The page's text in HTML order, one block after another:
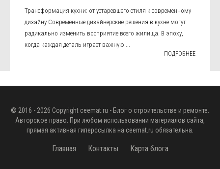
Трансформация кухни: от устаревшего стиля к современному
дизайну Современные дизайнерские решения в кухне могут
радикально изменить восприятие всего жилища. В эпоху,
когда каждая деталь играет важную ...
ПОДРОБНЕЕ
© 2016 - 2026 Copyright ceemat.ru - Блог о строительстве и ремонте.
Авторское право. При любом использовании материалов сайта,
прямая активная гиперссылка на ceemat.ru обязательна.
Главная Контакты Карта блога